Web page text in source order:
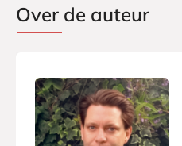
Prijs:
Over de auteur